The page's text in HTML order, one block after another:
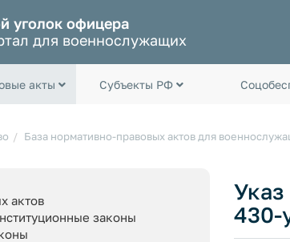
уголок офицера
для военнослужащих
акты Субъекты РФ
База нормативно-правовых актов для
актов
законы
Указ
430-